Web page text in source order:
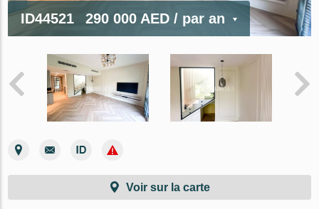
ID44521 290 000 AED/ par an
Voir sur la carte